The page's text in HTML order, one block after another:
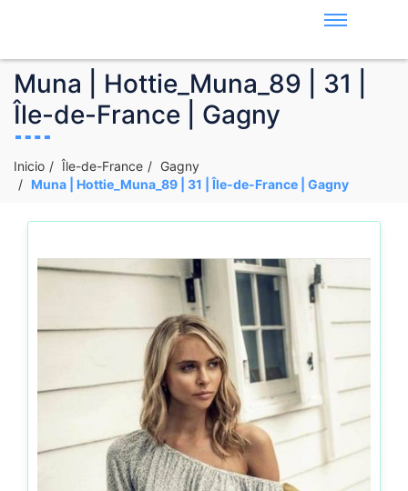
Muna | Hottie_Muna_89 | 31 |
Île-de-France | Gagny
Inicio Île-de-France
Gagny
Muna | Hottie_Muna_89 | 31 | Île-de-France | Gagny